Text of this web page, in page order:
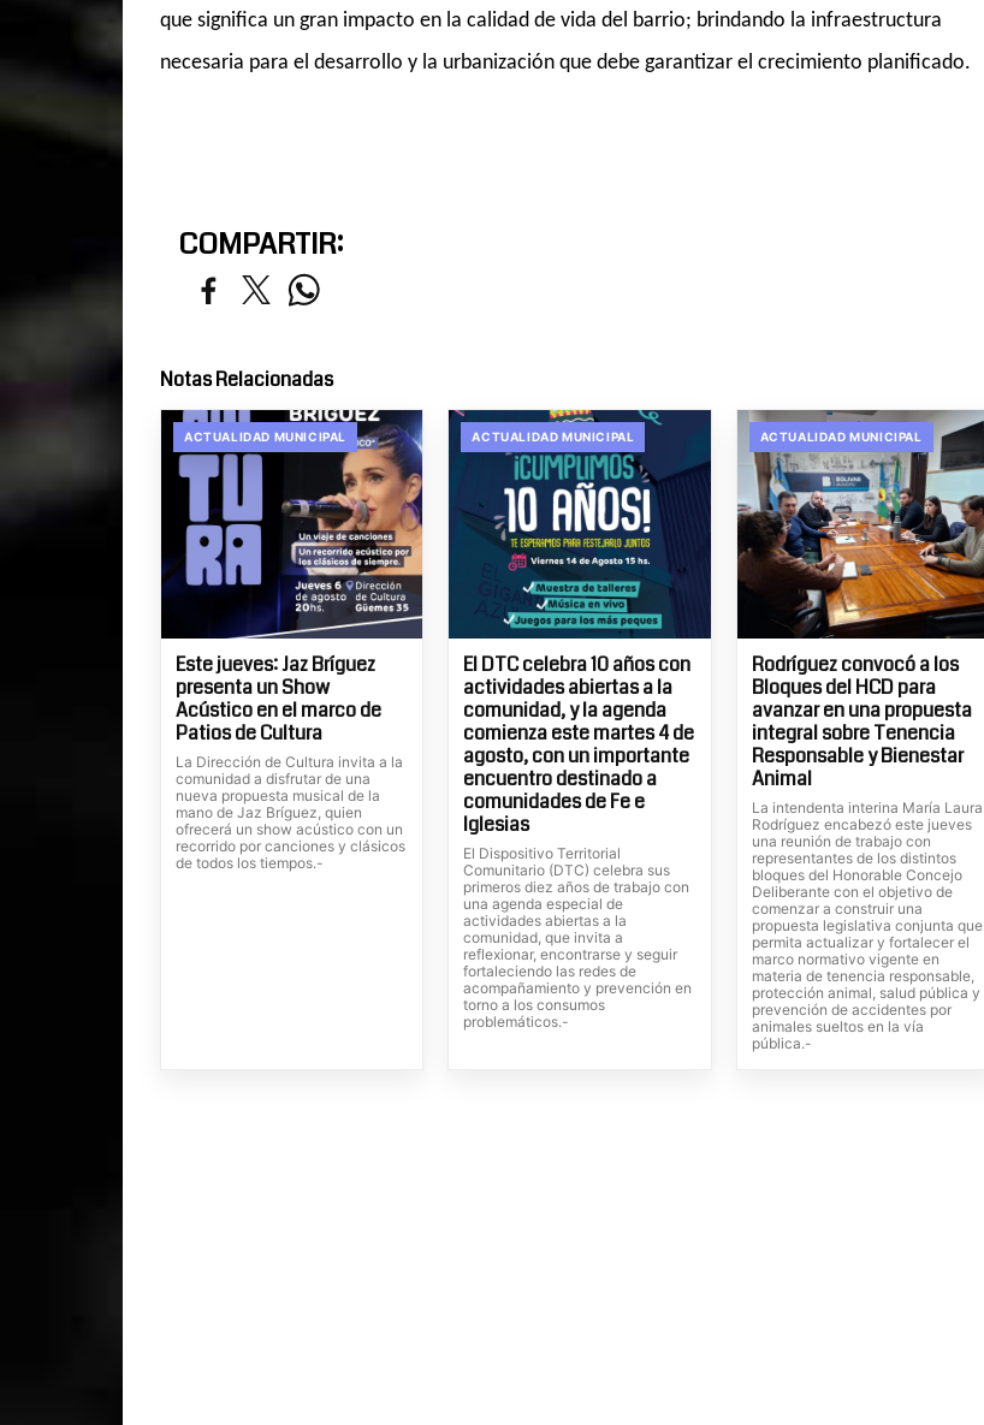
que significa un gran impacto en la calidad de vida del barrio; brindando la infraestructura
necesaria para el desarrollo y la urbanización que debe garantizar el crecimiento planificado.
COMPARTIR:
Notas Relacionadas
ACTUALIDAD MUNICIPAL
Este jueves: Jaz Bríguez
presenta un Show
Acústico en el marco de
Patios de Cultura
La Dirección de Cultura invita a la
comunidad a disfrutar de una
nueva propuesta musical de la
mano de Jaz Bríguez, quien
ofrecerá un show acústico con un
recorrido por canciones y clásicos
de todos los tiempos.-
ACTUALIDAD MUNICIPAL
El DTC celebra 10 años con
actividades abiertas a la
comunidad, y la agenda
comienza este martes 4 de
agosto, con un importante
encuentro destinado a
comunidades de Fe e
Iglesias
El Dispositivo Territorial
Comunitario (DTC) celebra sus
primeros diez años de trabajo con
una agenda especial de
actividades abiertas a la
comunidad, que invita a
reflexionar, encontrarse y seguir
fortaleciendo las redes de
acompañamiento y prevención en
torno a los consumos
problemáticos.-
ACTUALIDAD MUNICIPAL
Rodríguez convocó a los
Bloques del HCD para
avanzar en una propuesta
integral sobre Tenencia
Responsable y Bienestar
Animal
La intendenta interina María Laura
Rodríguez encabezó este jueves
una reunión de trabajo con
representantes de los distintos
bloques del Honorable Concejo
Deliberante con el objetivo de
comenzar a construir una
propuesta legislativa conjunta que
permita actualizar y fortalecer el
marco normativo vigente en
materia de tenencia responsable,
protección animal, salud pública y
prevención de accidentes por
animales sueltos en la vía
pública.-